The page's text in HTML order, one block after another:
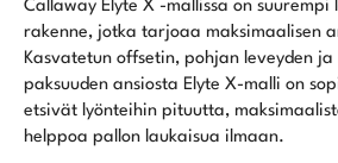
Callaway Elyte X -mallissa on
rakenne, jotka tarjoaa maksimaalisen
Kasvatetun offsetin, pohjan leveyden
paksuuden ansiosta Elyte X-malli on
etsivät lyönteihin pituutta,
helppoa pallon laukaisua ilmaan.